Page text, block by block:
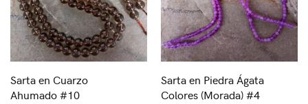
Sarta en Cuarzo
Ahumado #10
Sarta en Piedra Ágata
Colores (Morada) #4